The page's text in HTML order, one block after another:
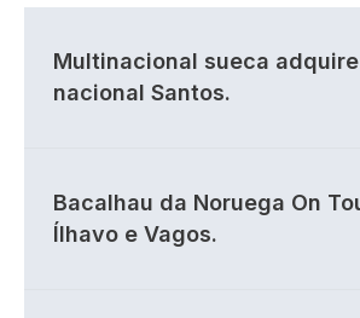
Multinacional sueca
nacional Santos.
Bacalhau da Noruega On
Ílhavo e Vagos.